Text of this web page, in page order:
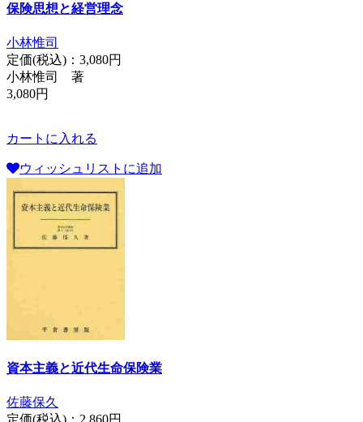
保険思想と経営理念
小林惟司
定価(税込)： 3,080円
小林惟司 著
3,080円
カートに入れる
ウィッシュリストに追加
資本主義と近代生命保険業
佐藤保久